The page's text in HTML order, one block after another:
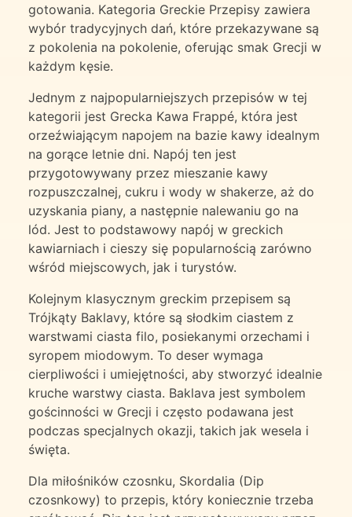
gotowania. Kategoria Greckie Przepisy zawiera
wybór tradycyjnych dań, które przekazywane są
z pokolenia na pokolenie, oferując smak Grecji w
każdym kęsie.
Jednym z najpopularniejszych przepisów w tej
kategorii jest Grecka Kawa Frappé, która jest
orzeźwiającym napojem na bazie kawy idealnym
na gorące letnie dni. Napój ten jest
przygotowywany przez mieszanie kawy
rozpuszczalnej, cukru i wody w shakerze, aż do
uzyskania piany, a następnie nalewaniu go na
lód. Jest to podstawowy napój w greckich
kawiarniach i cieszy się popularnością zarówno
wśród miejscowych, jak i turystów.
Kolejnym klasycznym greckim przepisem są
Trójkąty Baklavy, które są słodkim ciastem z
warstwami ciasta filo, posiekanymi orzechami i
syropem miodowym. To deser wymaga
cierpliwości i umiejętności, aby stworzyć idealnie
kruche warstwy ciasta. Baklava jest symbolem
gościnności w Grecji i często podawana jest
podczas specjalnych okazji, takich jak wesela i
święta.
Dla miłośników czosnku, Skordalia (Dip
czosnkowy) to przepis, który koniecznie trzeba